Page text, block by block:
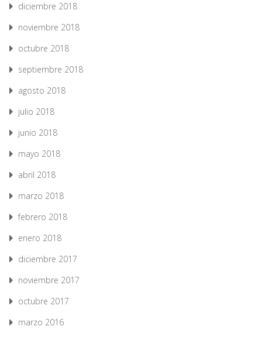
diciembre 2018
noviembre 2018
octubre 2018
septiembre 2018
agosto 2018
julio 2018
junio 2018
mayo 2018
abril 2018
marzo 2018
febrero 2018
enero 2018
diciembre 2017
noviembre 2017
octubre 2017
marzo 2016